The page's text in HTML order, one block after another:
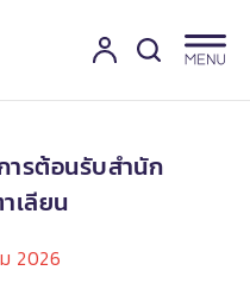
ารต้อนรับสำนัก
เลียน
2026